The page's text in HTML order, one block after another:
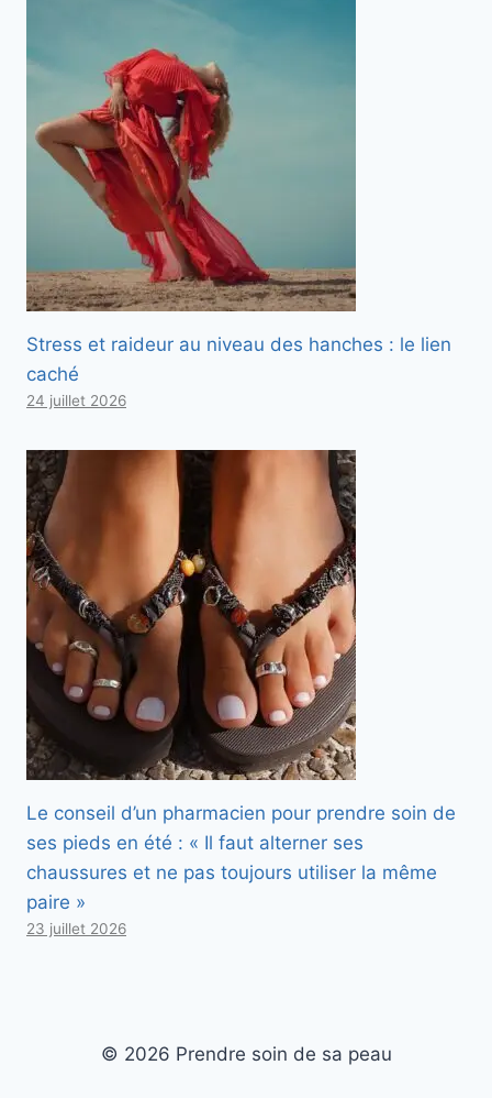
Stress et raideur au niveau des hanches : le lien
caché
24 juillet 2026
Le conseil d’un pharmacien pour prendre soin de
ses pieds en été : « Il faut alterner ses
chaussures et ne pas toujours utiliser la même
paire »
23 juillet 2026
© 2026 Prendre soin de sa peau